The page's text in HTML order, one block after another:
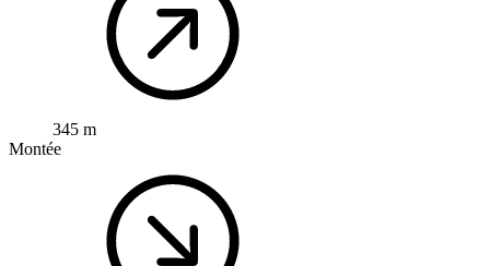
345 m
Montée